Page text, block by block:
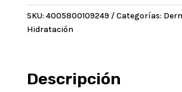
Crema
facial
Antienrojecimiento
FPS25
SKU: 4005800109249 Categorías:
Hidratación
Descripción